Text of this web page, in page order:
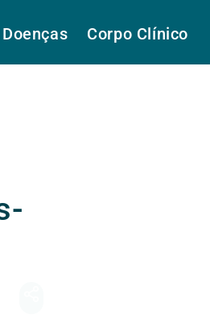
Doenças Corpo Clínico